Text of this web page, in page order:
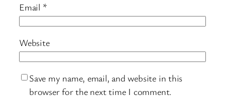
Email *
Website
Save my name, email, and website in this
browser for the next time I comment.